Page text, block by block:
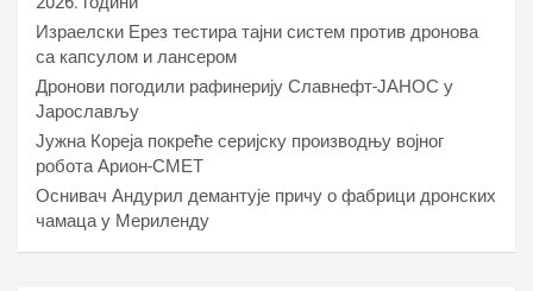
Израелски Ерез тестира тајни систем против дронова
са капсулом и лансером
Дронови погодили рафинерију Славнефт-ЈАНОС у
Јарослављу
Јужна Кореја покреће серијску производњу војног
робота Арион-СМЕТ
Оснивач Андурил демантује причу о фабрици дронских
чамаца у Мериленду